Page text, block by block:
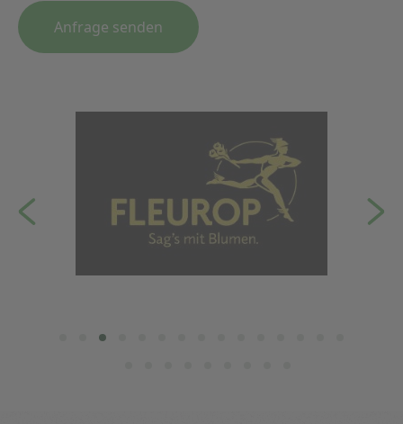
Anfrage senden